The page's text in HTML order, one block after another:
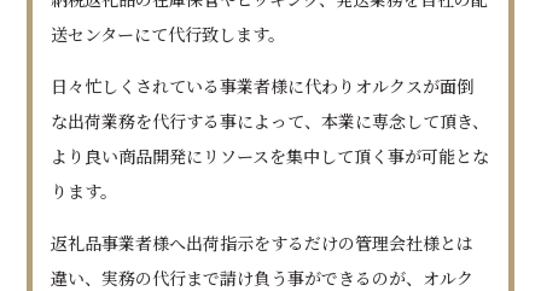
送センターにて代行致します。
日々忙しくされている事業者様に代わりオルクスが面倒
な出荷業務を代行する事によって、本業に専念して頂き、
より良い商品開発にリソースを集中して頂く事が可能とな
ります。
返礼品事業者様へ出荷指示をするだけの管理会社様とは
違い、実務の代行まで請け負う事ができるのが、オルク